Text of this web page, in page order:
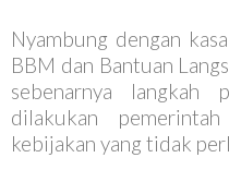
Nyambung dengan
BBM dan Bantuan
sebenarnya langkah
dilakukan
kebijakan yang tidak